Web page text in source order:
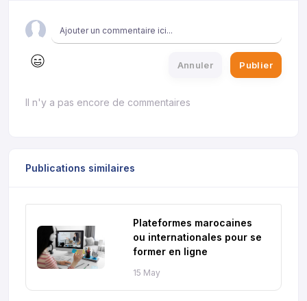
Annuler Publier
Il n'y a pas encore de commentaires
Publications similaires
Plateformes marocaines
ou internationales pour se
former en ligne
15 May